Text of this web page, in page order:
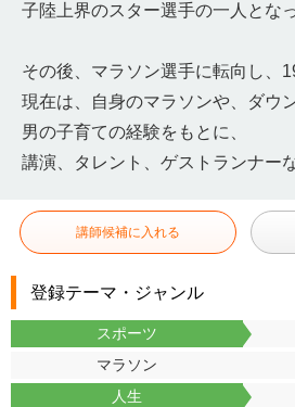
子陸上界のスター選手の一人となっ
その後、マラソン選手に転向し、
現在は、自身のマラソンや、ダウ
男の子育ての経験をもとに、
講演、タレント、ゲストランナー
講師候補に入れる
登録テーマ・ジャンル
スポーツ
マラソン
人生